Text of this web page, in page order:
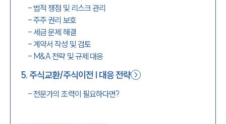
- 법적 쟁점 및 리스크 관리
-주주 권리 보호
- 세금 문제 해결
-계약서 작성 및 검토
- M&A 전략 및 규제 대응
5.주식교환/주식이전 | 대응 전략
- 전문가의 조력이 필요하다면?